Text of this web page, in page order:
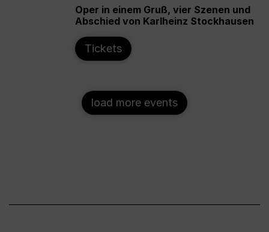
Oper in einem Gruß, vier Szenen und
Abschied von Karlheinz Stockhausen
Tickets
load more events